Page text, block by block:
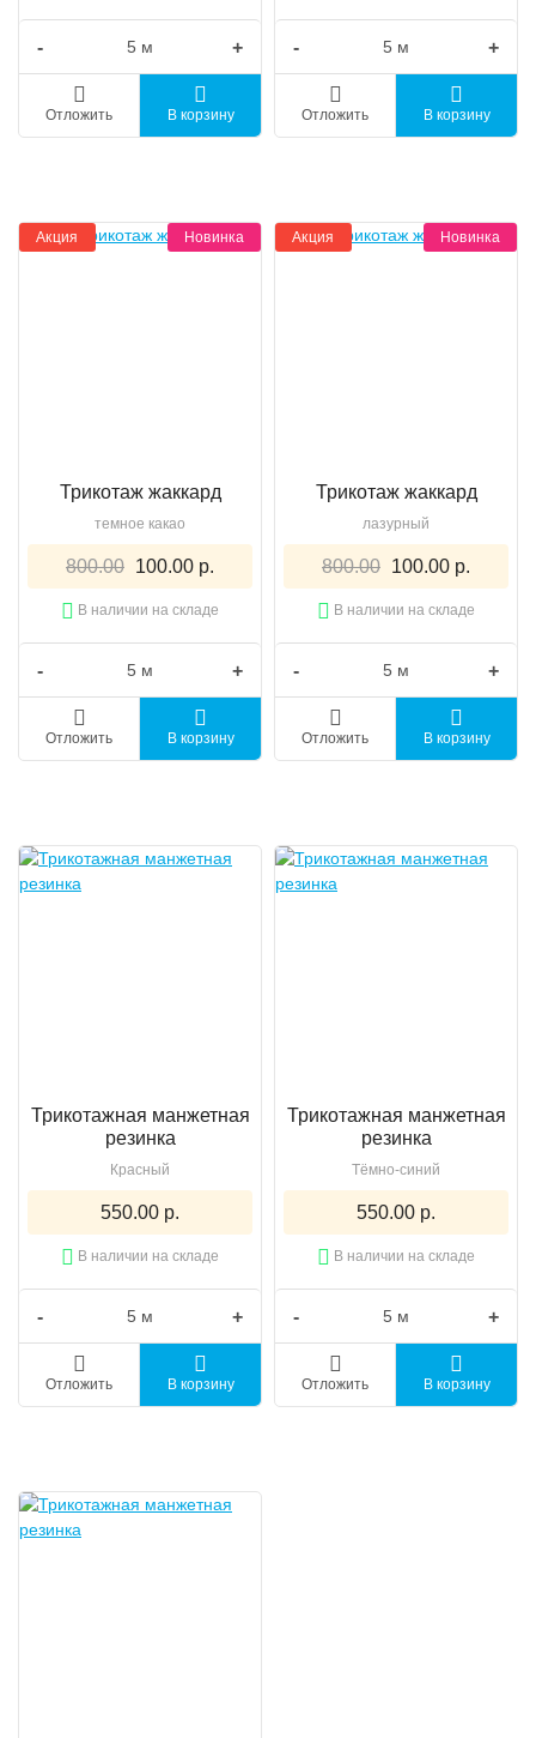
- +
Отложить В корзину
- +
Отложить В корзину
Акция Новинка
Трикотаж жаккард
темное какао
800.00 100.00 р.
В наличии на складе
- +
Отложить В корзину
Акция Новинка
Трикотаж жаккард
лазурный
800.00 100.00 р.
В наличии на складе
- +
Отложить В корзину
Трикотажная манжетная
резинка
Красный
550.00 р.
В наличии на складе
- +
Отложить В корзину
Трикотажная манжетная
резинка
Тёмно-синий
550.00 р.
В наличии на складе
- +
Отложить В корзину